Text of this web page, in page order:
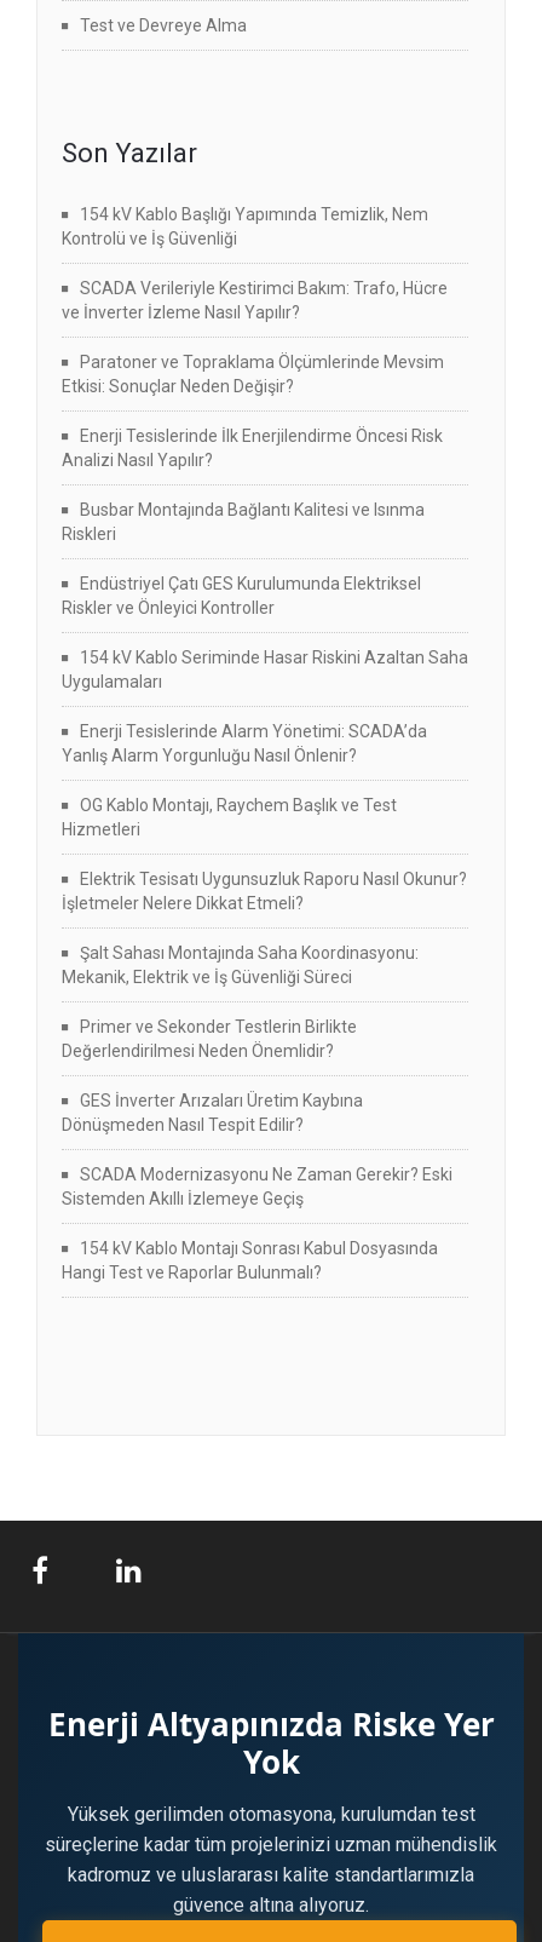
Test ve Devreye Alma
Son Yazılar
154 kV Kablo Başlığı Yapımında Temizlik, Nem
Kontrolü ve İş Güvenliği
SCADA Verileriyle Kestirimci Bakım: Trafo, Hücre
ve İnverter İzleme Nasıl Yapılır?
Paratoner ve Topraklama Ölçümlerinde Mevsim
Etkisi: Sonuçlar Neden Değişir?
Enerji Tesislerinde İlk Enerjilendirme Öncesi Risk
Analizi Nasıl Yapılır?
Busbar Montajında Bağlantı Kalitesi ve Isınma
Riskleri
Endüstriyel Çatı GES Kurulumunda Elektriksel
Riskler ve Önleyici Kontroller
154 kV Kablo Seriminde Hasar Riskini Azaltan Saha
Uygulamaları
Enerji Tesislerinde Alarm Yönetimi: SCADA’da
Yanlış Alarm Yorgunluğu Nasıl Önlenir?
OG Kablo Montajı, Raychem Başlık ve Test
Hizmetleri
Elektrik Tesisatı Uygunsuzluk Raporu Nasıl Okunur?
İşletmeler Nelere Dikkat Etmeli?
Şalt Sahası Montajında Saha Koordinasyonu:
Mekanik, Elektrik ve İş Güvenliği Süreci
Primer ve Sekonder Testlerin Birlikte
Değerlendirilmesi Neden Önemlidir?
GES İnverter Arızaları Üretim Kaybına
Dönüşmeden Nasıl Tespit Edilir?
SCADA Modernizasyonu Ne Zaman Gerekir? Eski
Sistemden Akıllı İzlemeye Geçiş
154 kV Kablo Montajı Sonrası Kabul Dosyasında
Hangi Test ve Raporlar Bulunmalı?
Enerji Altyapınızda Riske Yer
Yok
Yüksek gerilimden otomasyona, kurulumdan test
süreçlerine kadar tüm projelerinizi uzman mühendislik
kadromuz ve uluslararası kalite standartlarımızla
güvence altına alıyoruz.